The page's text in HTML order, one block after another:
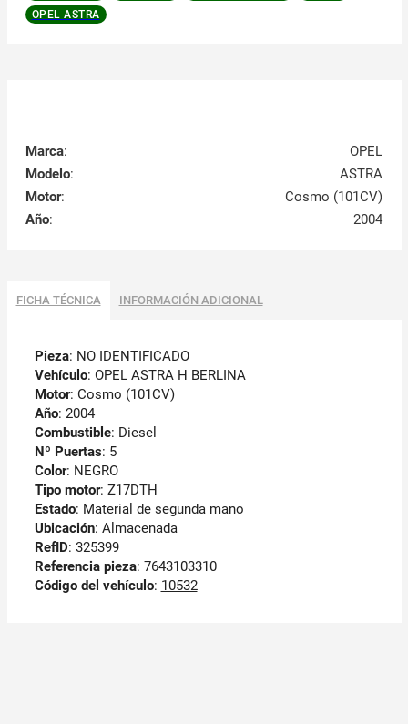
OPEL ASTRA
Marca:
OPEL
Modelo:
ASTRA
Motor:
Cosmo (101CV)
Año: 2004
FICHA TÉCNICA INFORMACIÓN ADICIONAL
Pieza: NO IDENTIFICADO
Vehículo: OPEL ASTRA H BERLINA
Motor: Cosmo (101CV)
Año: 2004
Combustible: Diesel
Nº Puertas: 5
Color: NEGRO
Tipo motor: Z17DTH
Estado: Material de segunda mano
Ubicación: Almacenada
RefID: 325399
Referencia pieza: 7643103310
Código del vehículo: 10532